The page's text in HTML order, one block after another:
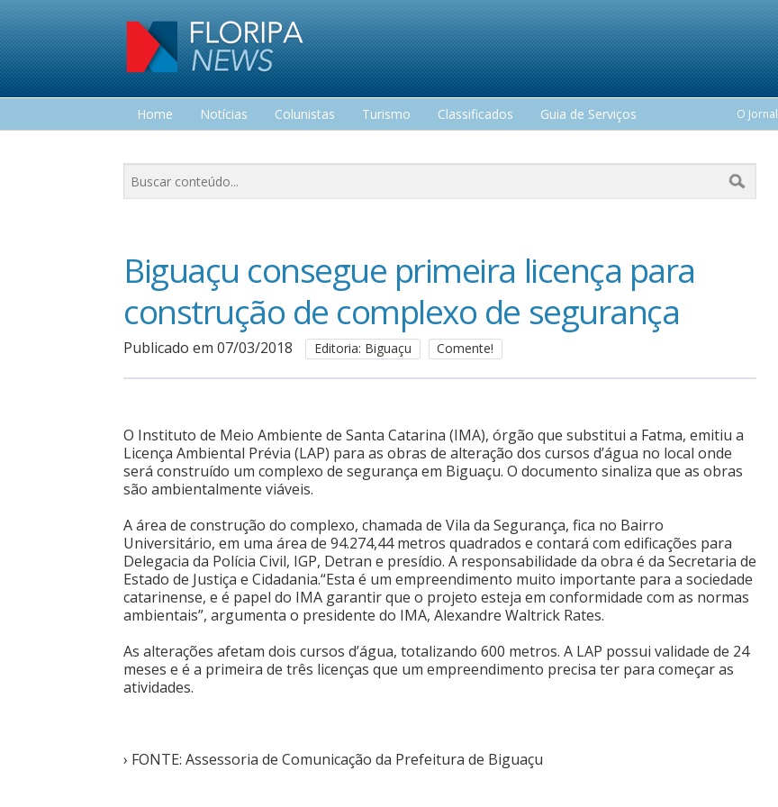
Home Notícias Colunistas Turismo Classificados
Guia de Serviços
O Jornal
Biguaçu consegue primeira licença para
construção de complexo de segurança
Publicado em 07/03/2018 Editoria: Biguaçu Comente!
O Instituto de Meio Ambiente de Santa Catarina (IMA), órgão que substitui a Fatma, emitiu a
Licença Ambiental Prévia (LAP) para as obras de alteração dos cursos d’água no local onde
será construído um complexo de segurança em Biguaçu. O documento sinaliza que as obras
são ambientalmente viáveis.
A área de construção do complexo, chamada de Vila da Segurança, fica no Bairro
Universitário, em uma área de 94.274,44 metros quadrados e contará com edificações para
Delegacia da Polícia Civil, IGP, Detran e presídio. A responsabilidade da obra é da Secretaria de
Estado de Justiça e Cidadania.“Esta é um empreendimento muito importante para a sociedade
catarinense, e é papel do IMA garantir que o projeto esteja em conformidade com as normas
ambientais”, argumenta o presidente do IMA, Alexandre Waltrick Rates.
As alterações afetam dois cursos d’água, totalizando 600 metros. A LAP possui validade de 24
meses e é a primeira de três licenças que um empreendimento precisa ter para começar as
atividades.
› FONTE: Assessoria de Comunicação da Prefeitura de Biguaçu